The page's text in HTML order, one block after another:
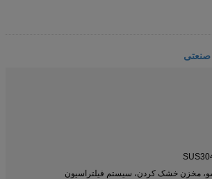
مخزن خشک کردن، سیستم فیلتراسیون